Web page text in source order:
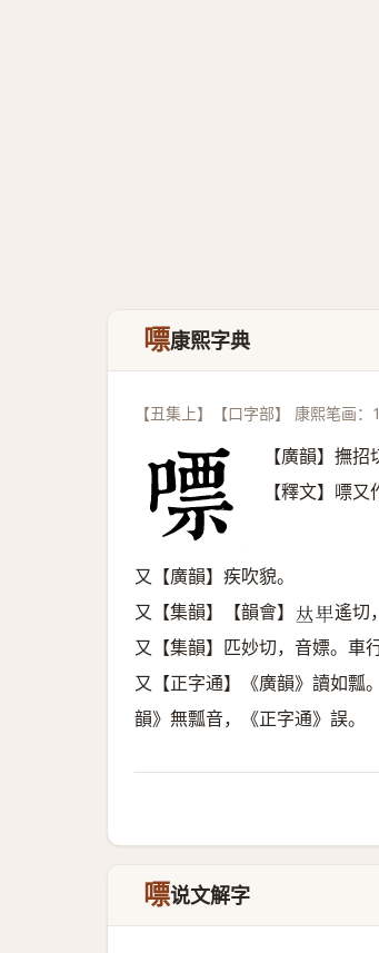
嘌康熙字典
【丑集上】【口字部】 康熙笔画
【廣韻】撫招
【釋文】嘌又
又【廣韻】疾吹貌。
又【集韻】【韻會】 𠀤𤰞 遙切
又【集韻】匹妙切，音嫖。車
又【正字通】《廣韻》讀如瓢
韻》無瓢音，《正字通》誤
嘌说文解字